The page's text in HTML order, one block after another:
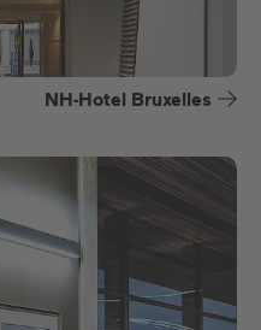
NH-Hotel Bruxelles